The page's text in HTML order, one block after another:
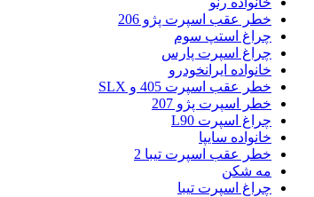
خطر عقب اسپرت پژو 206
چراغ استپ سوم
چراغ اسپرت پارس
خانواده ایرانخودرو
خطر عقب اسپرت 405 و SLX
خطر اسپرت پژو 207
چراغ اسپرت L90
خانواده سایپا
خطر عقب اسپرت تیبا 2
مه شکن
چراغ اسپرت تیبا